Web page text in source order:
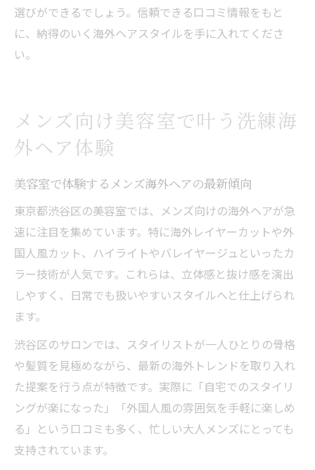
選びができるでしょう。信頼できる口コミ情報をもと
に、納得のいく海外ヘアスタイルを手に入れてくださ
い。
メンズ向け美容室で叶う洗練海
外ヘア体験
美容室で体験するメンズ海外ヘアの最新傾向
東京都渋谷区の美容室では、メンズ向けの海外ヘアが急
速に注目を集めています。特に海外レイヤーカットや外
国人風カット、ハイライトやバレイヤージュといったカ
ラー技術が人気です。これらは、立体感と抜け感を演出
しやすく、日常でも扱いやすいスタイルへと仕上げられ
ます。
渋谷区のサロンでは、スタイリストが一人ひとりの骨格
や髪質を見極めながら、最新の海外トレンドを取り入れ
た提案を行う点が特徴です。実際に「自宅でのスタイリ
ングが楽になった」「外国人風の雰囲気を手軽に楽しめ
る」という口コミも多く、忙しい大人メンズにとっても
支持されています。